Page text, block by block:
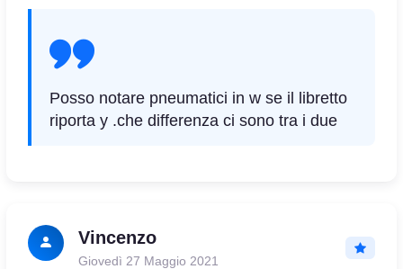
Posso notare pneumatici in w se il libretto
riporta y .che differenza ci sono tra i due
Vincenzo
Giovedì 27 Maggio 2021